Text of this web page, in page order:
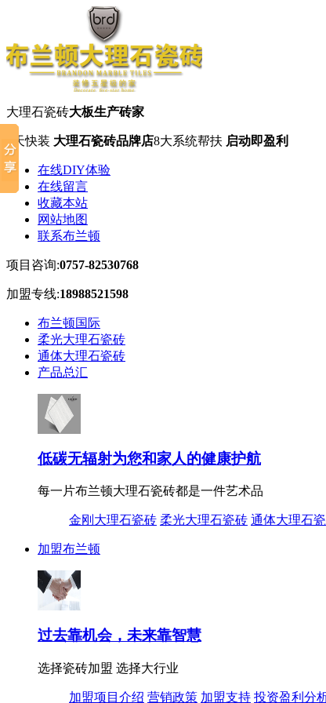
大理石瓷砖大板生产砖家
7天快装 大理石瓷砖品牌店8大系统帮扶 启动即盈利
在线DIY体验
在线留言
收藏本站
网站地图
联系布兰顿
项目咨询:0757-82530768
加盟专线:18988521598
布兰顿国际
柔光大理石瓷砖
通体大理石瓷砖
产品总汇
低碳无辐射为您和家人的健康护航
每一片布兰顿大理石瓷砖都是一件艺术品
金刚大理石瓷砖 柔光大理石瓷砖 通体大理石
加盟布兰顿
过去靠机会，未来靠智慧
选择瓷砖加盟 选择大行业
加盟项目介绍 营销政策 加盟支持 投资盈利分